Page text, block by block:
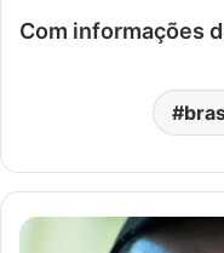
Com informações